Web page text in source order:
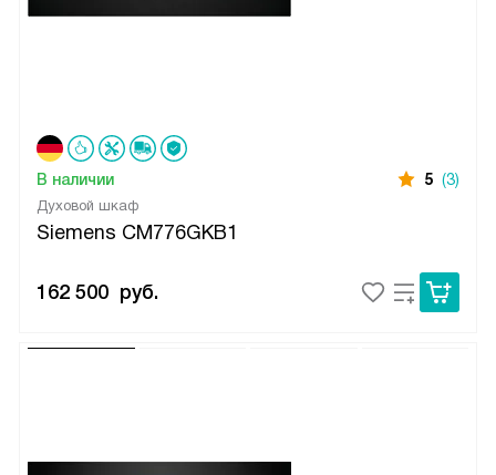
Духовой шкаф
Siemens CM776GKB1
В наличии 5 (3)
162 500 руб.